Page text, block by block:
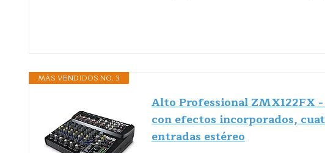
MÁS VENDIDOS NO. 3
Alto Professional ZMX122FX
con efectos incorporados,
entradas estéreo